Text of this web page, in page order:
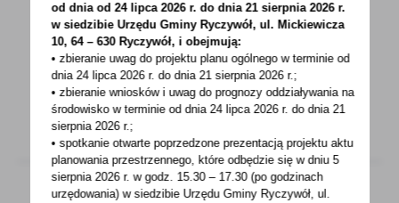
Ryczywół, dnia 02.09.2021r. RIR.033.33.2021
OGŁOSZENIE NR 1/2021w sprawie sprzedaży
wiaty przystankowej...
od dnia od 24 lipca 2026 r. do dnia 21 sierpnia 2026 r.
w siedzibie Urzędu Gminy Ryczywół, ul. Mickiewicza
10, 64 – 630 Ryczywół, i obejmują:
• zbieranie uwag do projektu planu ogólnego w terminie od
dnia 24 lipca 2026 r. do dnia 21 sierpnia 2026 r.;
• zbieranie wniosków i uwag do prognozy oddziaływania na
środowisko w terminie od dnia 24 lipca 2026 r. do dnia 21
sierpnia 2026 r.;
• spotkanie otwarte poprzedzone prezentacją projektu aktu
planowania przestrzennego, które odbędzie się w dniu 5
sierpnia 2026 r.w godz. 15.30 – 17.30 (po godzinach
urzędowania) w siedzibie Urzędu Gminy Ryczywół, ul.